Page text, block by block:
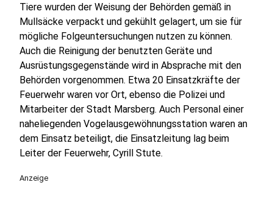
Tiere wurden der Weisung der Behörden gemäß in
Mullsäcke verpackt und gekühlt gelagert, um sie für
mögliche Folgeuntersuchungen nutzen zu können.
Auch die Reinigung der benutzten Geräte und
Ausrüstungsgegenstände wird in Absprache mit den
Behörden vorgenommen. Etwa 20 Einsatzkräfte der
Feuerwehr waren vor Ort, ebenso die Polizei und
Mitarbeiter der Stadt Marsberg. Auch Personal einer
naheliegenden Vogelausgewöhnungsstation waren an
dem Einsatz beteiligt, die Einsatzleitung lag beim
Leiter der Feuerwehr, Cyrill Stute.
Anzeige